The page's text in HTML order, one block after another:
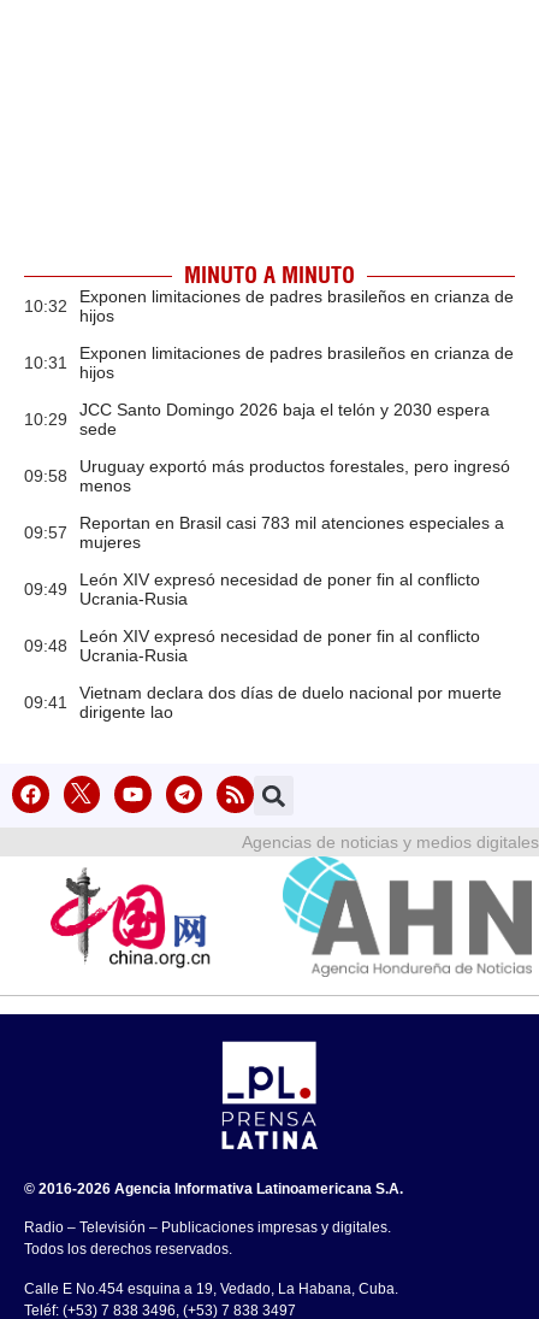
MINUTO A MINUTO
10:32
Exponen limitaciones de padres brasileños en crianza de
hijos
10:31
Exponen limitaciones de padres brasileños en crianza de
hijos
10:29
JCC Santo Domingo 2026 baja el telón y 2030 espera
sede
09:58
Uruguay exportó más productos forestales, pero ingresó
menos
09:57
Reportan en Brasil casi 783 mil atenciones especiales a
mujeres
09:49
León XIV expresó necesidad de poner fin al conflicto
Ucrania-Rusia
09:48
León XIV expresó necesidad de poner fin al conflicto
Ucrania-Rusia
09:41
Vietnam declara dos días de duelo nacional por muerte
dirigente lao
Agencias de noticias y medios digitales
© 2016-2026 Agencia Informativa Latinoamericana S.A.
Radio – Televisión – Publicaciones impresas y digitales.
Todos los derechos reservados.
Calle E No.454 esquina a 19, Vedado, La Habana, Cuba.
Teléf: (+53) 7 838 3496, (+53) 7 838 3497